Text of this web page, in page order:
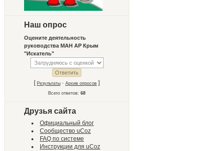
Наш опрос
Оцените деятельность
руководства МАН АР Крым
"Искатель"
[ Результаты · Архив опросов ]
Всего ответов: 68
Друзья сайта
Официальный блог
Сообщество uCoz
FAQ по системе
Инструкции для uCoz